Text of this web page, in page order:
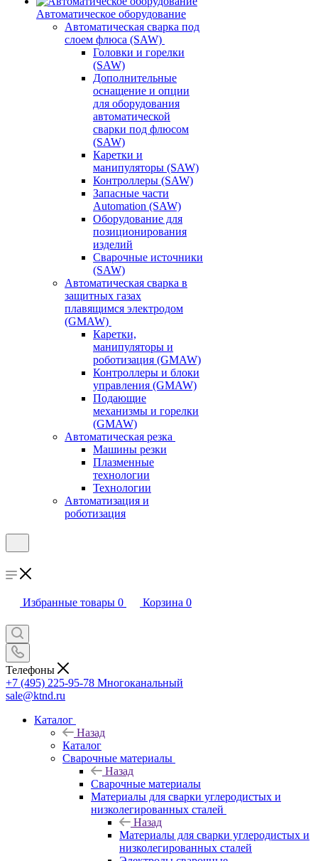
Автоматическое оборудование
Автоматическая сварка под
слоем флюса (SAW)
Головки и горелки
(SAW)
Дополнительные
оснащение и опции
для оборудования
автоматической
сварки под флюсом
(SAW)
Каретки и
манипуляторы (SAW)
Контроллеры (SAW)
Запасные части
Automation (SAW)
Оборудование для
позиционирования
изделий
Сварочные источники
(SAW)
Автоматическая сварка в
защитных газах
плавящимся электродом
(GMAW)
Каретки,
манипуляторы и
роботизация (GMAW)
Контроллеры и блоки
управления (GMAW)
Подающие
механизмы и горелки
(GMAW)
Автоматическая резка
Машины резки
Плазменные
технологии
Технологии
Автоматизация и
роботизация
Избранные товары 0 Корзина 0
Телефоны
+7 (495) 225-95-78 Многоканальный
sale@ktnd.ru
Каталог
Назад
Каталог
Сварочные материалы
Назад
Сварочные материалы
Материалы для сварки углеродистых и
низколегированных сталей
Назад
Материалы для сварки углеродистых и
низколегированных сталей